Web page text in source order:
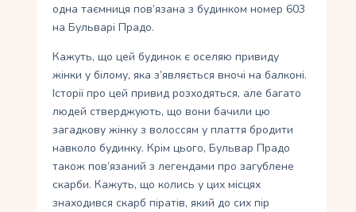
одна таємниця пов’язана з будинком номер 603
на Бульварі Прадо.
Кажуть, що цей будинок є оселяю привиду
жінки у білому, яка з’являється вночі на балконі.
Історії про цей привид розходяться, але багато
людей стверджують, що вони бачили цю
загадкову жінку з волоссям у плаття бродити
навколо будинку. Крім цього, Бульвар Прадо
також пов’язаний з легендами про загублене
скарби. Кажуть, що колись у цих місцях
знаходився скарб піратів, який до сих пір